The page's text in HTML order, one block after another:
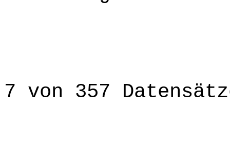
7 von 357